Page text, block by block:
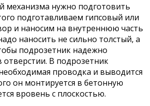
механизма нужно подготовить
подготавливаем гипсовый или
и наносим на внутреннюю часть
наносить не сильно толстый, а
подрозетник надежно
отверстии. В подрозетник
проводка и выводится
он монтируется в бетонную
вровень с плоскостью.